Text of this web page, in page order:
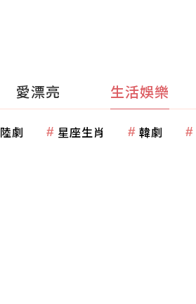
愛漂亮 生活娛樂
陸劇 星座生肖 韓劇